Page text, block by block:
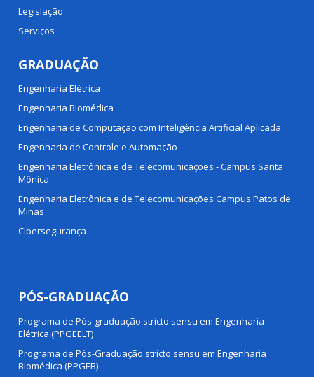
Legislação
Serviços
GRADUAÇÃO
Engenharia Elétrica
Engenharia Biomédica
Engenharia de Computação com Inteligência Artificial Aplicada
Engenharia de Controle e Automação
Engenharia Eletrônica e de Telecomunicações - Campus Santa
Mônica
Engenharia Eletrônica e de Telecomunicações Campus Patos de
Minas
Cibersegurança
PÓS-GRADUAÇÃO
Programa de Pós-graduação stricto sensu em Engenharia
Elétrica (PPGEELT)
Programa de Pós-Graduação stricto sensu em Engenharia
Biomédica (PPGEB)